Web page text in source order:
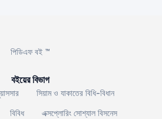
পিডিএফ বই ™
বইয়ের বিভাগ
সিয়াম ও যাকাতের বিধি-বিধান
বিবিধ
এক্সপ্লোরিং সোশ্যাল বিসনেস